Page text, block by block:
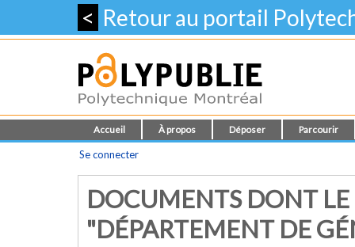
< Retour au portail
Accueil À propos Déposer Parcourir
Se connecter
DOCUMENTS DONT
"DÉPARTEMENT DE